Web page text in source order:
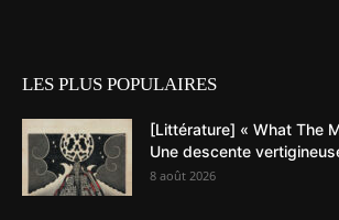
LES PLUS POPULAIRES
[Littérature] « What The
Une descente
8 août 2026